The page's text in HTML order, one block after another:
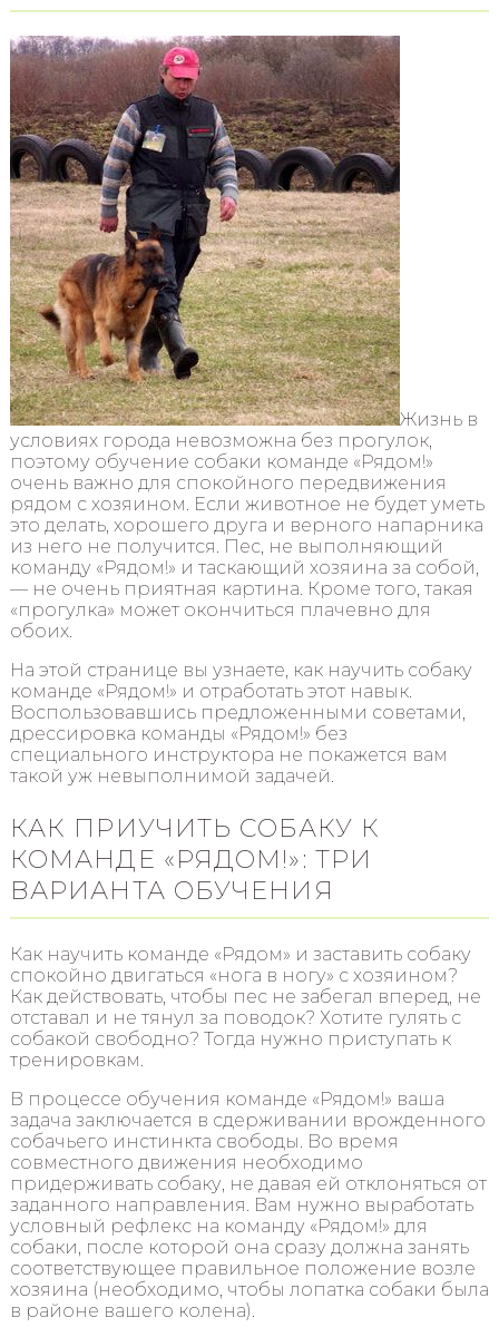
Жизнь в
условиях города невозможна без прогулок,
поэтому обучение собаки команде «Рядом!»
очень важно для спокойного передвижения
рядом с хозяином. Если животное не будет уметь
это делать, хорошего друга и верного напарника
из него не получится. Пес, не выполняющий
команду «Рядом!» и таскающий хозяина за собой,
— не очень приятная картина. Кроме того, такая
«прогулка» может окончиться плачевно для
обоих.
На этой странице вы узнаете, как научить собаку
команде «Рядом!» и отработать этот навык.
Воспользовавшись предложенными советами,
дрессировка команды «Рядом!» без
специального инструктора не покажется вам
такой уж невыполнимой задачей.
КАК ПРИУЧИТЬ СОБАКУ К
КОМАНДЕ «РЯДОМ!»: ТРИ
ВАРИАНТА ОБУЧЕНИЯ
Как научить команде «Рядом» и заставить собаку
спокойно двигаться «нога в ногу» с хозяином?
Как действовать, чтобы пес не забегал вперед, не
отставал и не тянул за поводок? Хотите гулять с
собакой свободно? Тогда нужно приступать к
тренировкам.
В процессе обучения команде «Рядом!» ваша
задача заключается в сдерживании врожденного
собачьего инстинкта свободы. Во время
совместного движения необходимо
придерживать собаку, не давая ей отклоняться от
заданного направления. Вам нужно выработать
условный рефлекс на команду «Рядом!» для
собаки, после которой она сразу должна занять
соответствующее правильное положение возле
хозяина (необходимо, чтобы лопатка собаки была
в районе вашего колена).